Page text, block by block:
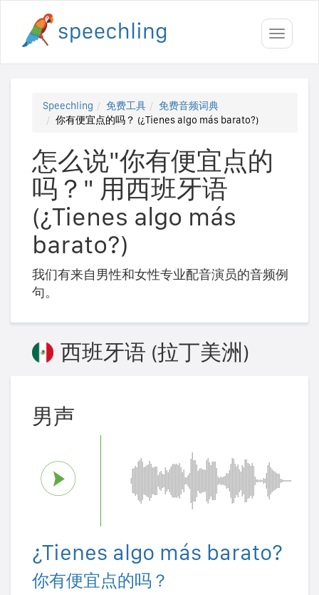
Toggle
Speechling 免费工具
免费音频词典
你有便宜点的吗？ (¿Tienes algo más barato?)
怎么说"你有便宜点的
吗？" 用西班牙语
(¿Tienes algo más
barato?)
我们有来自男性和女性专业配音演员的音频例
句。
西班牙语 (拉丁美洲)
男声
¿Tienes algo más barato?
你有便宜点的吗？